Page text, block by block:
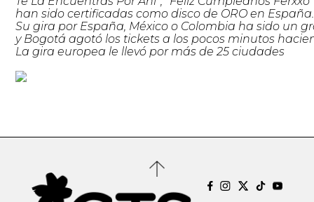
han sido certificadas como disco de ORO en España.
Su gira por España, México o Colombia ha sido un
y Bogotá agotó los tickets a los pocos minutos
La gira europea le llevó por más de 25 ciudades